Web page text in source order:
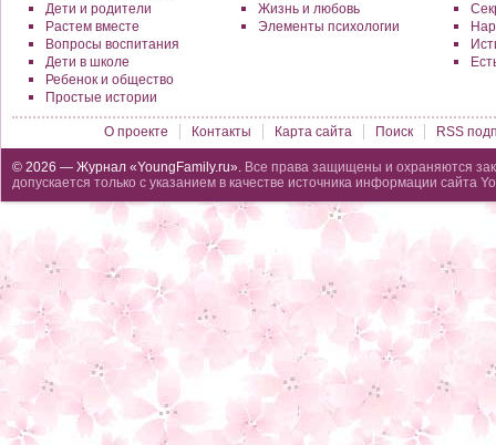
Дети и родители
Растем вместе
Вопросы воспитания
Дети в школе
Ребенок и общество
Простые истории
Жизнь и любовь
Элементы психологии
О проекте Контакты Карта сайта Поиск RSS
© 2026 — Журнал «YoungFamily.ru». Все права защищены и охраняются
допускается только с указанием в качестве источника информации сайта